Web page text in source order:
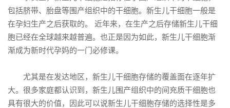
包括脐带、胎盘等围产组织中的干细胞。新生儿干细胞一般是
在孕妇生产之后获取的。 近年来，在生产之后存储新生儿干细
胞已经在全球越来越普遍。也正是因为如此，新生儿干细胞渐
渐成为新时代孕妈的一门必修课。
尤其是在发达地区，新生儿干细胞存储的覆盖面在逐年扩
大。很多家庭都认识到，新生儿围产组织中的间充质干细胞也
具有很大的价值，因此可以说新生儿干细胞存储的选择性是多